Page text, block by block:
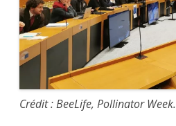
Crédit : BeeLife, Pollinator Week.